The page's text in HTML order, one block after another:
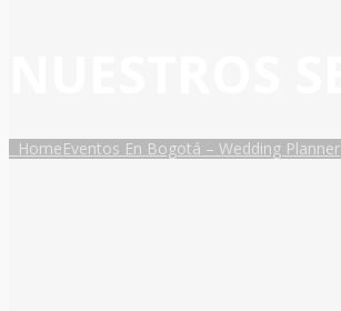
HomeEventos En Bogotá – Wedding Planner